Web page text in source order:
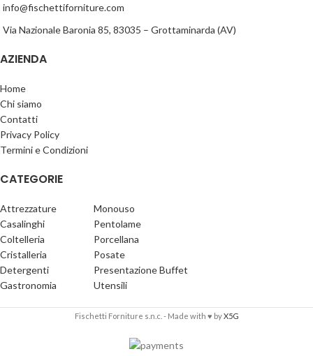
info@fischettiforniture.com
Via Nazionale Baronia 85, 83035 – Grottaminarda (AV)
AZIENDA
Home
Chi siamo
Contatti
Privacy Policy
Termini e Condizioni
CATEGORIE
Attrezzature
Casalinghi
Coltelleria
Cristalleria
Detergenti
Gastronomia
Monouso
Pentolame
Porcellana
Posate
Presentazione Buffet
Utensili
Fischetti Forniture s.n.c. - Made with ♥ byX5G